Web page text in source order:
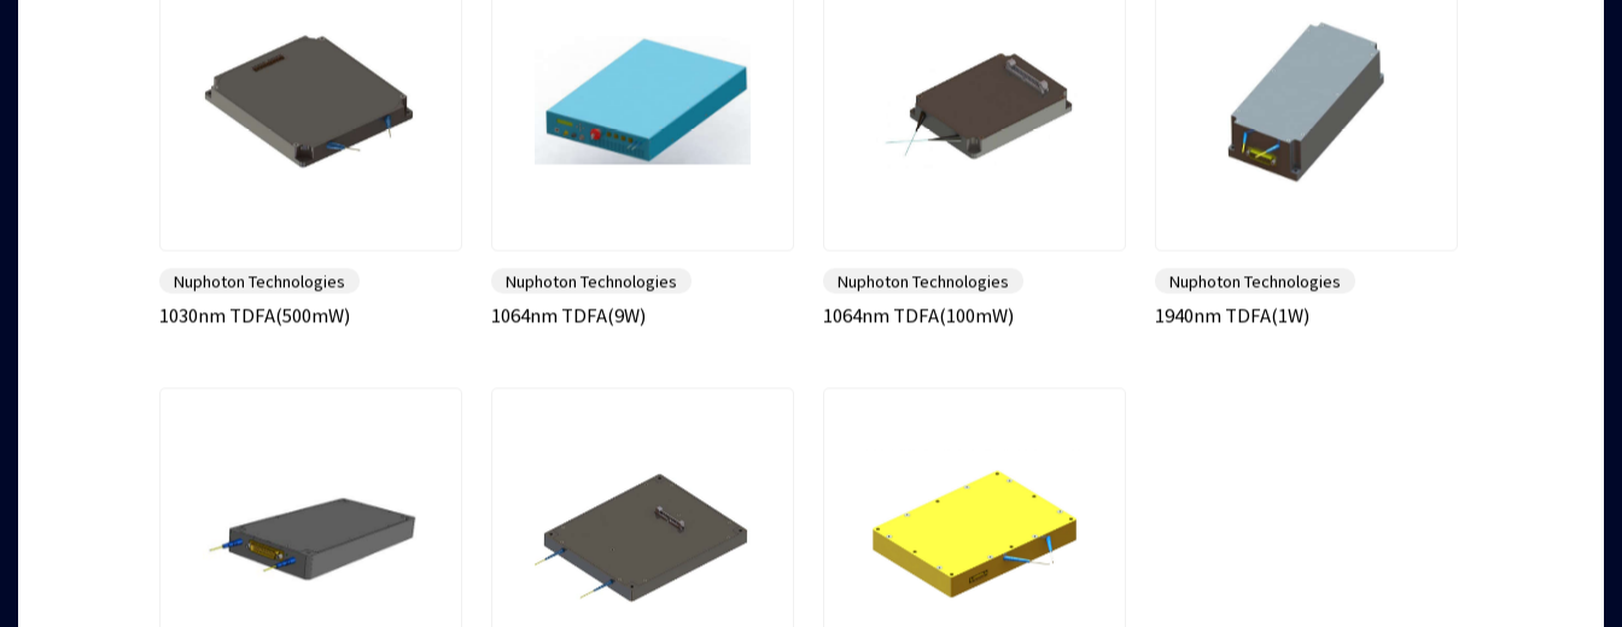
Nuphoton Technologies
1030nm TDFA(500mW)
Nuphoton Technologies
1064nm TDFA(9W)
Nuphoton Technologies
1064nm TDFA(100mW)
Nuphoton Technologies
1940nm TDFA(1W)